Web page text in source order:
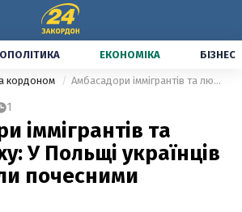
ЕКОНОМІКА БІЗНЕС
кордоном Амбасадори іммігрантів та люди успіху: У Польщі українців нагородили почесними званнями
1
іммігрантів та
У Польщі українців
почесними